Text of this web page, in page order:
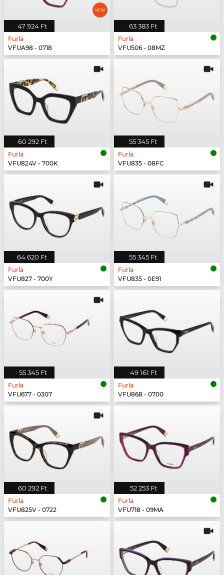
47 924 Ft
Furla
VFUA98 - 0718
63 383 Ft
Furla
VFU506 - 08MZ
60 292 Ft
Furla
VFU824V - 700K
55 345 Ft
Furla
VFU835 - 08FC
64 620 Ft
Furla
VFU827 - 700Y
55 345 Ft
Furla
VFU835 - 0E91
55 345 Ft
Furla
VFU677 - 0307
49 161 Ft
Furla
VFU868 - 0700
60 292 Ft
Furla
VFU825V - 0722
52 253 Ft
Furla
VFU718 - 09MA